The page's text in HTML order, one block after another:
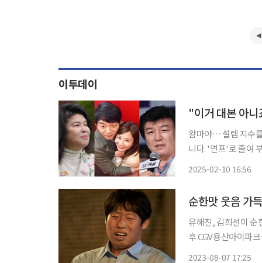
이투데이
왐마야… 설렘 지수를 한껏 드높이는 연애 예능 프로그램의 인기가 굳건하게 이어지고 있습
니다. '연프'로 줄여
2025-02-10 16:56
순한맛 웃음 가
유해진, 김희선이 순
후 CGV용산아이파
2023-08-07 17:25